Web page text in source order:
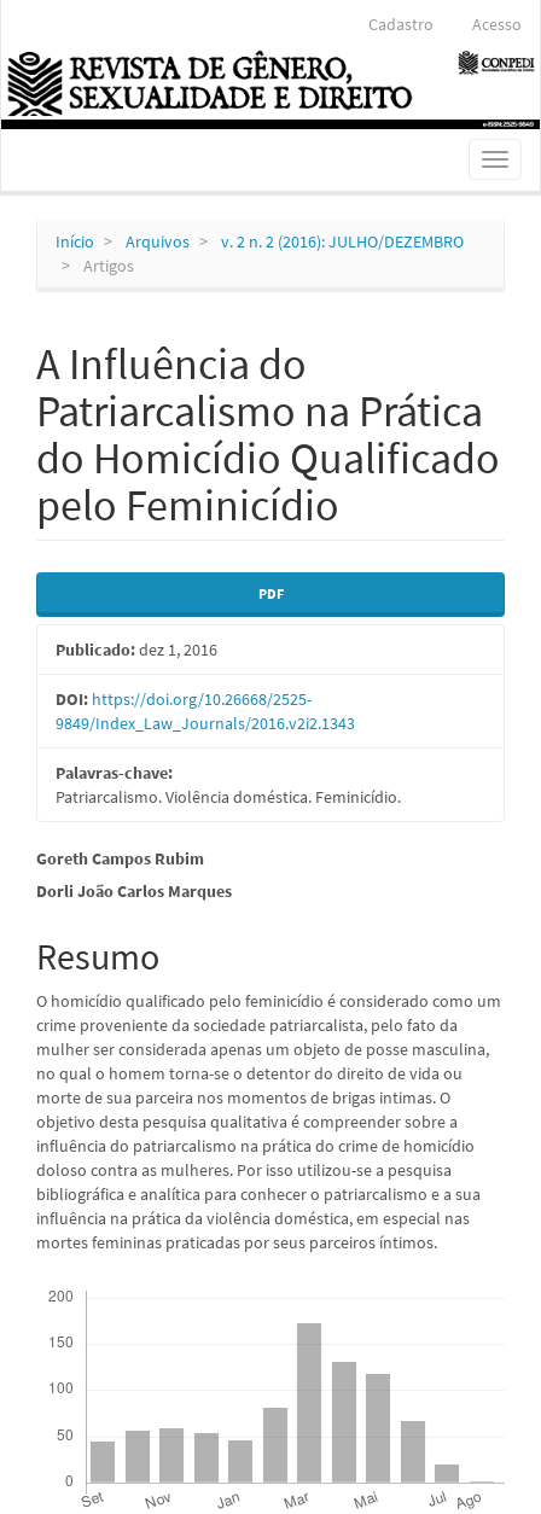
Conteúdo
principal
Barra
Lateral
Cadastro Acesso
Toggle
Início Arquivos
v. 2 n. 2 (2016): JULHO/DEZEMBRO
Artigos
A Influência do
Patriarcalismo na Prática
do Homicídio Qualificado
pelo Feminicídio
Barra
lateral
de
artigos
PDF
Publicado:dez 1, 2016
DOI: https://doi.org/10.26668/2525-
9849/Index_Law_Journals/2016.v2i2.1343
Palavras-chave:
Patriarcalismo. Violência doméstica. Feminicídio.
Conteúdo
do
artigo
principal
Goreth Campos Rubim
Dorli João Carlos Marques
Resumo
O homicídio qualificado pelo feminicídio é considerado como um
crime proveniente da sociedade patriarcalista, pelo fato da
mulher ser considerada apenas um objeto de posse masculina,
no qual o homem torna-se o detentor do direito de vida ou
morte de sua parceira nos momentos de brigas intimas. O
objetivo desta pesquisa qualitativa é compreender sobre a
influência do patriarcalismo na prática do crime de homicídio
doloso contra as mulheres. Por isso utilizou-se a pesquisa
bibliográfica e analítica para conhecer o patriarcalismo e a sua
influência na prática da violência doméstica, em especial nas
mortes femininas praticadas por seus parceiros íntimos.